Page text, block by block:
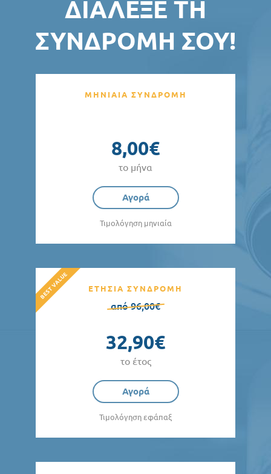
ΔΙΆΛΕΞΕ ΤΗ
ΣΥΝΔΡΟΜΉ ΣΟΥ!
ΜΗΝΙΑΙΑ ΣΥΝΔΡΟΜΗ
8,00€
το μήνα
Αγορά
Τιμολόγηση μηνιαία
ΕΤΗΣΙΑ ΣΥΝΔΡΟΜΗ
από 96,00€
32,90€
το έτος
Αγορά
Τιμολόγηση εφάπαξ